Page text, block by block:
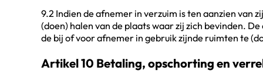
9.2 Indien de afnemer in verzuim is ten aanzien van
(doen) halen van de plaats waar zij zich bevinden.
de bij of voor afnemer in gebruik zijnde ruimten te
Artikel 10 Betaling, opschorting en